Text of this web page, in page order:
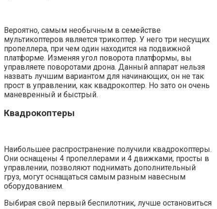
Вероятно, самым необычным в семействе
мультикоптеров является трикоптер. У него три несущих
пропеллера, при чем один находится на подвижной
платформе. Изменяя угол поворота платформы, вы
управляете поворотами дрона. Данный аппарат нельзя
назвать лучшим вариантом для начинающих, он не так
прост в управлении, как квадрокоптер. Но зато он очень
маневренный и быстрый.
Квадрокоптеры
Наибольшее распространение получили квадрокоптеры.
Они оснащены 4 пропеллерами и 4 движками, просты в
управлении, позволяют поднимать дополнительный
груз, могут оснащаться самым разным навесным
оборудованием.
Выбирая свой первый беспилотник, лучше остановиться